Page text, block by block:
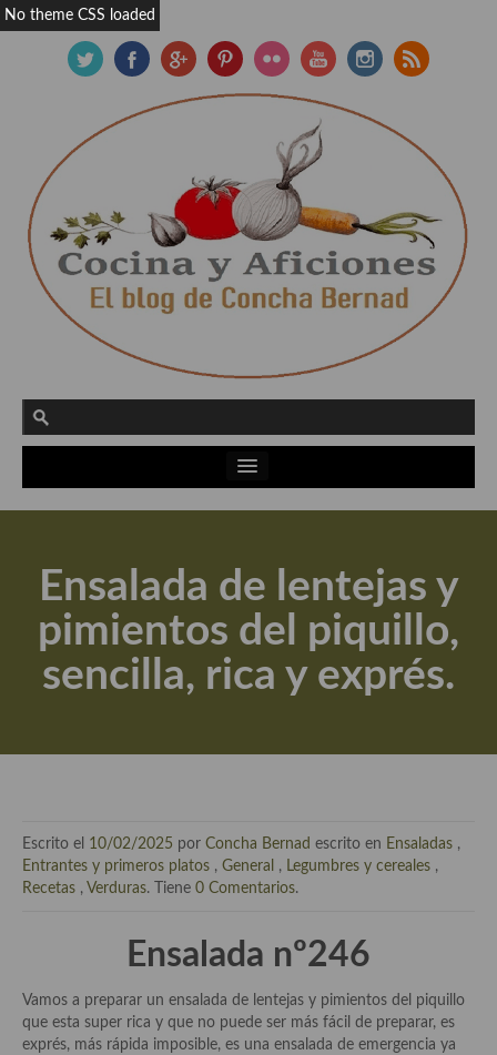
Actualidad y recomendaciones
Apuntes, estudios sobre temas interesantes e importantes
Aceite de Oliva Virgen Extra (AOVE)
Recetas maridadas con los mejores AOVES
Tiendas especiales
Especias, hierbas, condimentos, espesantes y aditivos
Historia de la gastronomía, platos celebres, cocineros, críticos,
historias culinarias y otras cosas
Ensalada de lentejas y
pimientos del piquillo,
sencilla, rica y exprés.
Escrito el 10/02/2025 por Concha Bernad escrito en Ensaladas ,
Entrantes y primeros platos , General , Legumbres y cereales ,
Recetas , Verduras. Tiene 0 Comentarios.
Ensalada nº246
Vamos a preparar un ensalada de lentejas y pimientos del piquillo
que esta super rica y que no puede ser más fácil de preparar, es
exprés, más rápida imposible, es una ensalada de emergencia ya
No theme CSS loaded